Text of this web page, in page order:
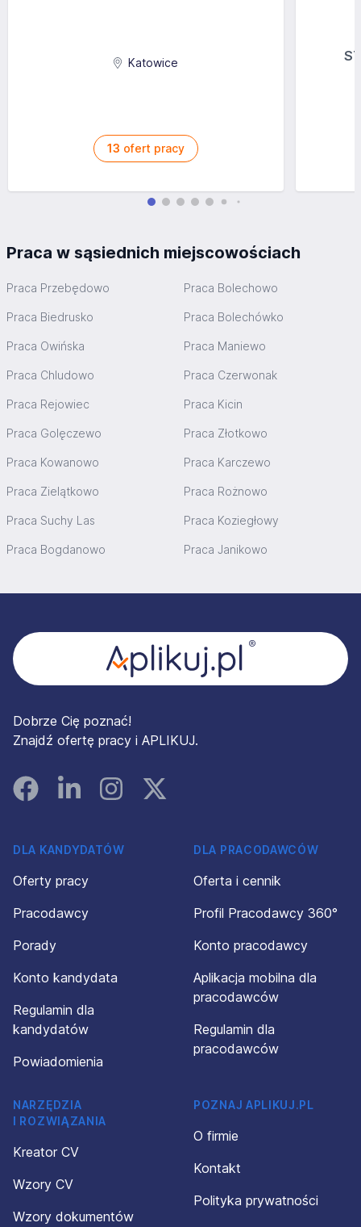
Katowice
13 ofert pracy
Praca w sąsiednich miejscowościach
Praca Przebędowo Praca Bolechowo
Praca Biedrusko Praca Bolechówko
Praca Owińska Praca Maniewo
Praca Chludowo Praca Czerwonak
Praca Rejowiec Praca Kicin
Praca Golęczewo Praca Złotkowo
Praca Kowanowo Praca Karczewo
Praca Zielątkowo Praca Rożnowo
Praca Suchy Las Praca Koziegłowy
Praca Bogdanowo Praca Janikowo
Dobrze Cię poznać!
Znajdź ofertę pracy i APLIKUJ.
FacebookLinked InInstagramInstagram
DLA KANDYDATÓW
Oferty pracy
Pracodawcy
Porady
Konto kandydata
Regulamin dla
kandydatów
Powiadomienia
DLA PRACODAWCÓW
Oferta i cennik
Profil Pracodawcy 360°
Konto pracodawcy
Aplikacja mobilna dla
pracodawców
Regulamin dla
pracodawców
NARZĘDZIA
I ROZWIĄZANIA
Kreator CV
Wzory CV
Wzory dokumentów
POZNAJ APLIKUJ.PL
O firmie
Kontakt
Polityka prywatności